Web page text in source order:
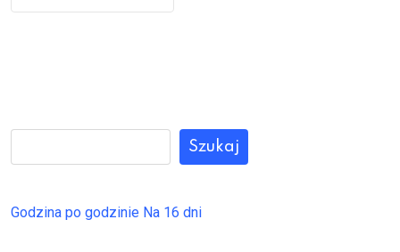
Szukaj
Godzina po godzinie Na 16 dni